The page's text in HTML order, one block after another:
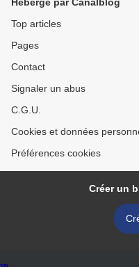
Top articles
Pages
Contact
Signaler un abus
C.G.U.
Cookies et données
Préférences cookies
Créer un